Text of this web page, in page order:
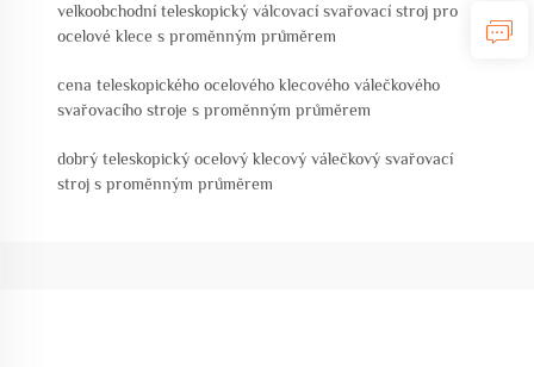
velkoobchodní teleskopický válcovací svařovací stroj pro
ocelové klece s proměnným průměrem
cena teleskopického ocelového klecového válečkového
svařovacího stroje s proměnným průměrem
dobrý teleskopický ocelový klecový válečkový svařovací
stroj s proměnným průměrem